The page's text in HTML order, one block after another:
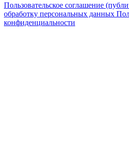
Пользовательское соглашение
обработку персональных данных
конфиденциальности